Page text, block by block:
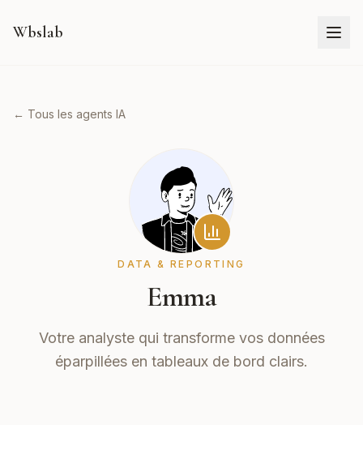
Wbslab
← Tous les agents IA
DATA & REPORTING
Emma
Votre analyste qui transforme vos données
éparpillées en tableaux de bord clairs.